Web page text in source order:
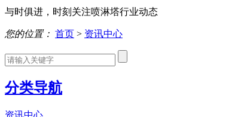
与时俱进，时刻关注喷淋塔行业动态
您的位置： 首页 > 资讯中心
分类导航
资讯中心